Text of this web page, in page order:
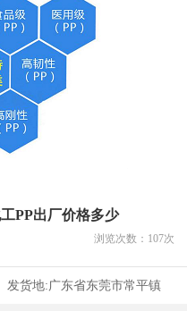
PP出厂价格多少
浏览次数： 107次
发货地:广东省东莞市常平镇